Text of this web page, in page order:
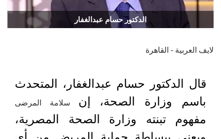
الدكتور حسام عبدالغفار
لايف العربية - القاهرة
قال الدكتور حسام عبدالغفار، المتحدث
باسم وزارة الصحة، إن سلامة المرضى
مفهوم تبنته وزارة الصحة المصرية،